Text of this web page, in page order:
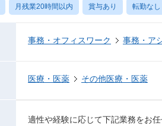
月残業20時間以内 賞与あり 転勤なし
事務・オフィスワーク 事務・ア
医療・医薬 その他医療・医薬
適性や経験に応じて下記業務をお任